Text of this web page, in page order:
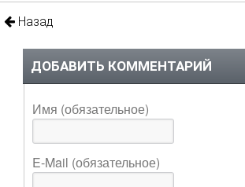
Назад
ДОБАВИТЬ КОММЕНТАРИЙ
Имя (обязательное)
E-Mail (обязательное)